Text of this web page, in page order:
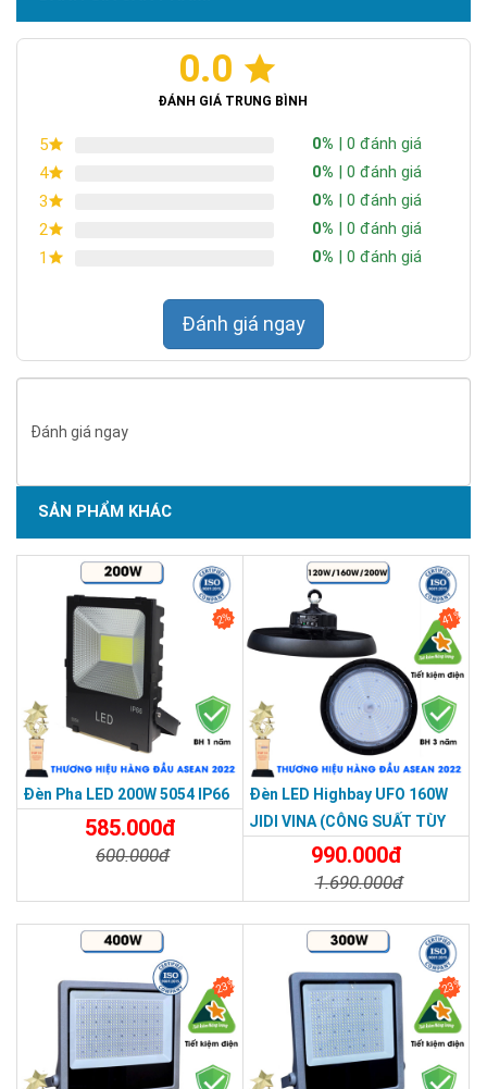
Mạch điều khiển PF 0.98 tiên tiến
Hệ số công suất 0.98 không chỉ giúp tiết kiệm điện năng mà
còn giảm thiểu tác động xấu lên hệ thống điện.
Khả năng thích ứng điện áp rộng
Với khả năng hoạt động ổn định từ 100V đến 270V AC, đèn
chống được những biến động điện áp thường gặp trong thực
0.0
ĐÁNH GIÁ TRUNG BÌNH
5 0% | 0 đánh giá
4
0% | 0 đánh giá
3
0% | 0 đánh giá
2
0% | 0 đánh giá
1
0% | 0 đánh giá
Đánh giá ngay
Đánh giá ngay
SẢN PHẨM KHÁC
2%
Đèn Pha LED 200W 5054 IP66
585.000đ
600.000đ
41%
Đèn LED Highbay UFO 160W
JIDI VINA (CÔNG SUẤT TÙY
990.000đ
1.690.000đ
23% 23%